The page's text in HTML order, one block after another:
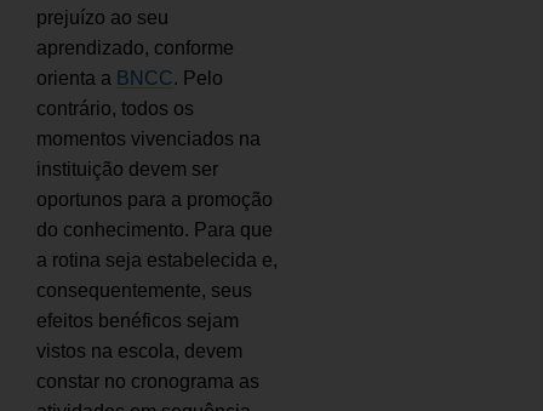
prejuízo ao seu
aprendizado, conforme
orienta a BNCC. Pelo
contrário, todos os
momentos vivenciados na
instituição devem ser
oportunos para a promoção
do conhecimento. Para que
a rotina seja estabelecida e,
consequentemente, seus
efeitos benéficos sejam
vistos na escola, devem
constar no cronograma as